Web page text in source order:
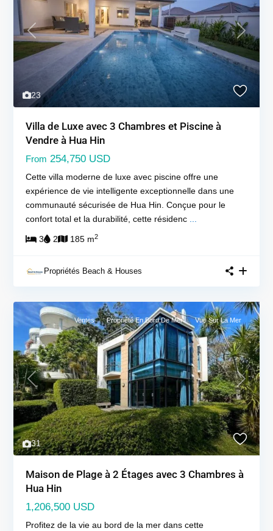
23
Previous Next
Villa de Luxe avec 3 Chambres et Piscine à
Vendre à Hua Hin
From 254,750 USD
Cette villa moderne de luxe avec piscine offre une
expérience de vie intelligente exceptionnelle dans une
communauté sécurisée de Hua Hin. Conçue pour le
confort total et la durabilité, cette résidenc
3 2 185 m2
Propriétés Beach & Houses
31
Previous Next
Ventes Propriété En Bord De Mer Vue Sur La Mer
Maison de Plage à 2 Étages avec 3 Chambres à
Hua Hin
1,206,500 USD
Profitez de la vie au bord de la mer dans cette